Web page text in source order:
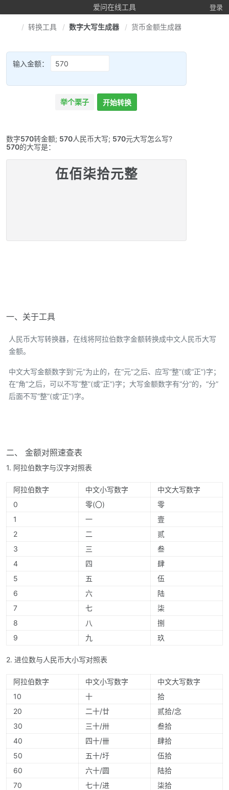
爱问在线工具 登录
转换工具 数字大写生成器 货币金额生成器
输入金额：
举个栗子 开始转换
数字570转金额; 570人民币大写; 570元大写怎么写?
570的大写是：
伍佰柒拾元整
一、关于工具
人民币大写转换器，在线将阿拉伯数字金额转换成中文人民币大写
金额。
中文大写金额数字到“元”为止的，在“元”之后、应写“整”(或“正”)字；
在“角”之后，可以不写“整”(或“正”)字；大写金额数字有“分”的，“分”
后面不写“整”(或“正”)字。
二、 金额对照速查表
1. 阿拉伯数字与汉字对照表
阿拉伯数字 中文小写数字
中文大写数字
0
零(〇)
零
1
一
壹
2
二
贰
3
三
叁
4
四
肆
5
五
伍
6
六
陆
7
七
柒
8
八
捌
9
九 玖
2. 进位数与人民币大小写对照表
阿拉伯数字 中文小写数字
中文大写数字
10
十
拾
20
二十/廿
贰拾/念
30
三十/卅
叁拾
40
四十/卌
肆拾
50
五十/圩
伍拾
60
六十/圆
陆拾
70
七十/进
柒拾